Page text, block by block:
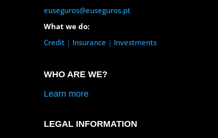
euseguros@euseguros.pt
What we do:
Credit| Insurance | Investments
WHO ARE WE?
Learn more
LEGAL INFORMATION